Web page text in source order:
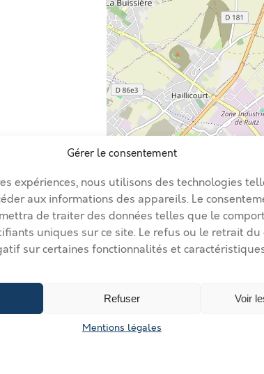
Gérer le consentement
expériences, nous utilisons des technologies
aux informations des appareils. Le
de traiter des données telles que le
uniques sur ce site. Le refus ou le retrait du
sur certaines fonctionnalités et
Refuser Voir
Mentions légales